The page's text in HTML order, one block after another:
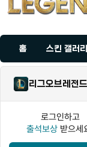
홈 스킨 갤러리
리그오브레전
로그인하고
출석보상 받으세